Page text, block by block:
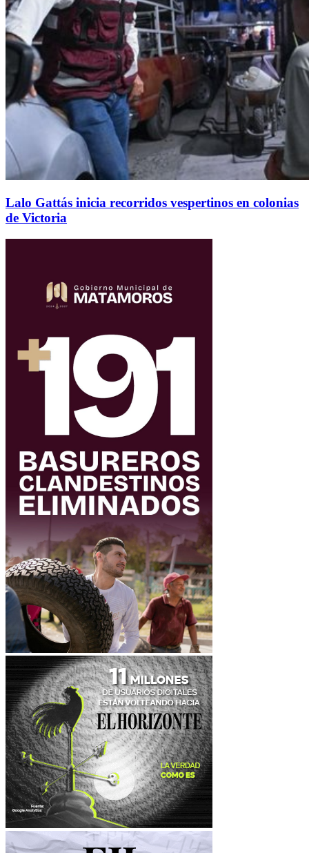
Lalo Gattás inicia recorridos vespertinos en colonias
de Victoria